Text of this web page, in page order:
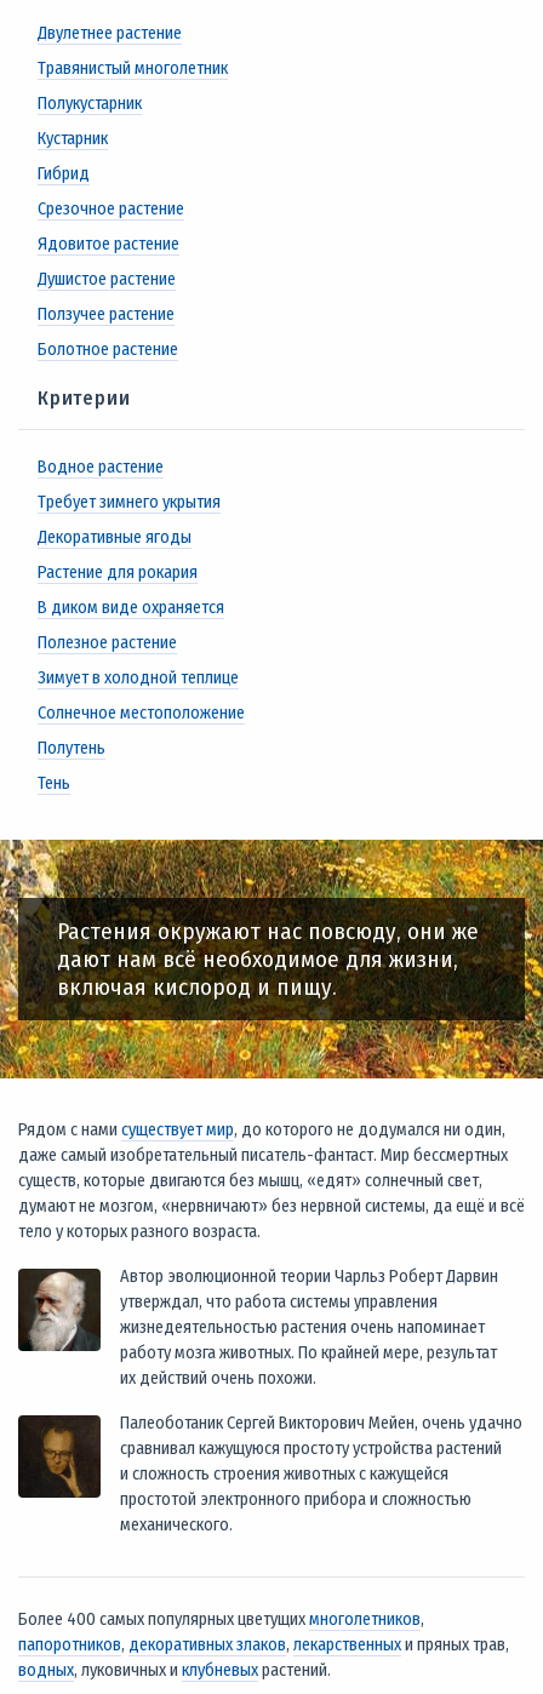
Двулетнее растение
Травянистый многолетник
Полукустарник
Кустарник
Гибрид
Срезочное растение
Ядовитое растение
Душистое растение
Ползучее растение
Болотное растение
Критерии
Водное растение
Требует зимнего укрытия
Декоративные ягоды
Растение для рокария
В диком виде охраняется
Полезное растение
Зимует в холодной теплице
Солнечное местоположение
Полутень
Тень
Растения окружают нас повсюду, они же
дают нам всё необходимое для жизни,
включая кислород и пищу.
Рядом с нами существует мир, до которого не додумался ни один,
даже самый изобретательный писатель-фантаст. Мир бессмертных
существ, которые двигаются без мышц, «едят» солнечный свет,
думают не мозгом, «нервничают» без нервной системы, да ещё и всё
тело у которых разного возраста.
Автор эволюционной теории Чарльз Роберт Дарвин
утверждал, что работа системы управления
жизнедеятельностью растения очень напоминает
работу мозга животных. По крайней мере, результат
их действий очень похожи.
Палеоботаник Сергей Викторович Мейен, очень удачно
сравнивал кажущуюся простоту устройства растений
и сложность строения животных с кажущейся
простотой электронного прибора и сложностью
механического.
Более 400 самых популярных цветущихмноголетников,
папоротников, декоративных злаков, лекарственныхи пряных трав,
водных, луковичных и клубневыхрастений.